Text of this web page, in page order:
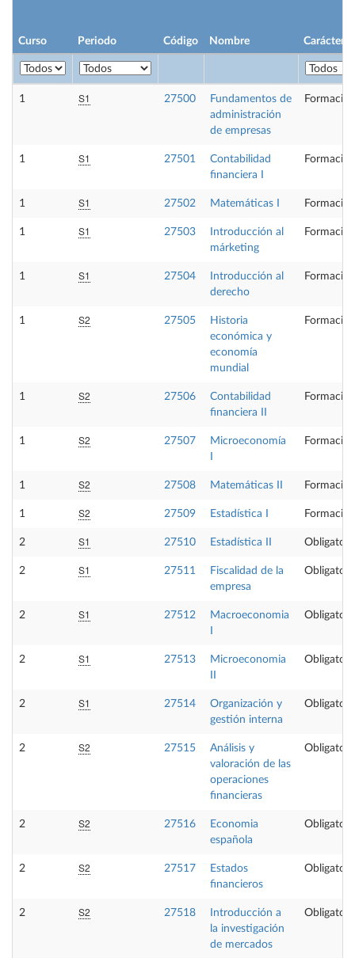
Curso Periodo Código Nombre Carácter
1 S1 27500
Fundamentos de
administración
de empresas
1 S1 27501
Contabilidad
financiera I
1 S1 27502 Matemáticas I
1 S1 27503
Introducción al
márketing
1 S1 27504
Introducción al
derecho
1 S2 27505
Historia
económica y
economía
mundial
1 S2 27506
Contabilidad
financiera II
1 S2 27507
Microeconomía
1 S2 27508 Matemáticas II
1 S2 27509 Estadística I
2 S1 27510 Estadística II
2 S1 27511
Fiscalidad de la
empresa
2 S1 27512
Macroeconomia
2 S1 27513
Microeconomia
2 S1 27514
Organización y
gestión interna
2 S2 27515
Análisis y
valoración de las
operaciones
financieras
2 S2 27516
Economia
española
2 S2 27517
Estados
financieros
2 S2 27518
Introducción a
la investigación
de mercados